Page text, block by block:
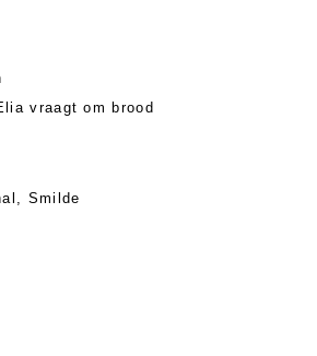
vraagt om brood
Smilde